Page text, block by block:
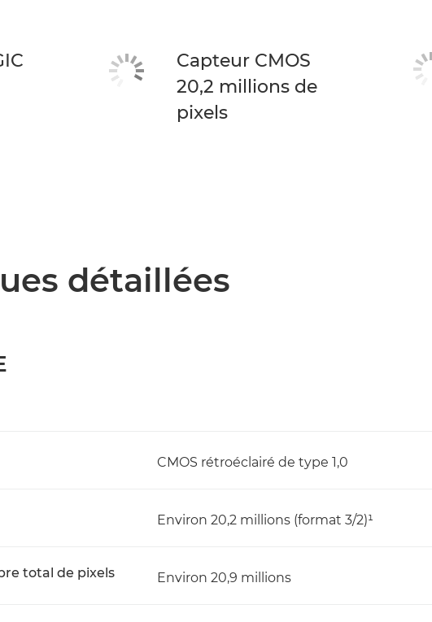
Capteur CMOS
20,2 millions de
pixels
détaillées
CMOS rétroéclairé de type 1,0
Environ 20,2 millions (format 3/2)¹
total de pixels Environ 20,9 millions